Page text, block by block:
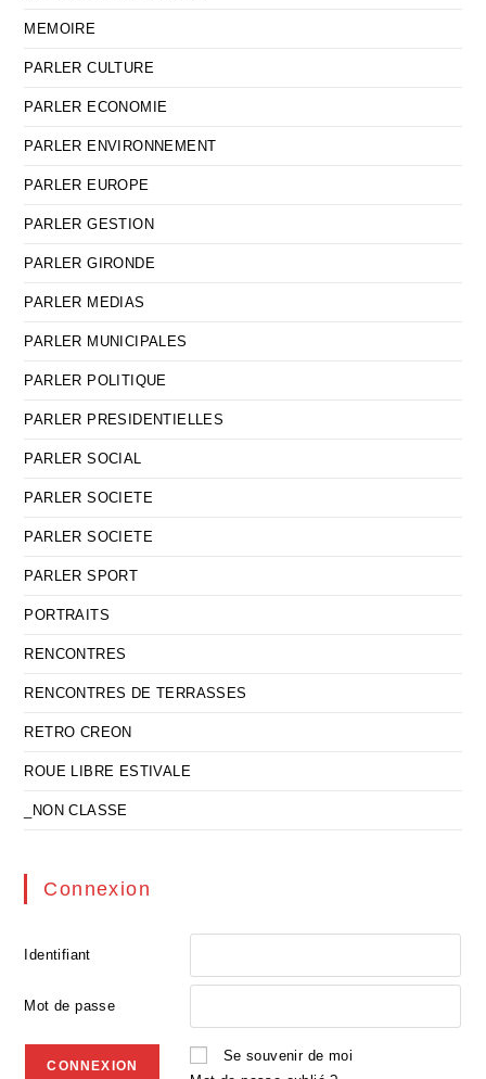
MEMOIRE
PARLER CULTURE
PARLER ECONOMIE
PARLER ENVIRONNEMENT
PARLER EUROPE
PARLER GESTION
PARLER GIRONDE
PARLER MEDIAS
PARLER MUNICIPALES
PARLER POLITIQUE
PARLER PRESIDENTIELLES
PARLER SOCIAL
PARLER SOCIETE
PARLER SOCIETE
PARLER SPORT
PORTRAITS
RENCONTRES
RENCONTRES DE TERRASSES
RETRO CREON
ROUE LIBRE ESTIVALE
_NON CLASSE
Connexion
Identifiant
Mot de passe
Se souvenir de moi